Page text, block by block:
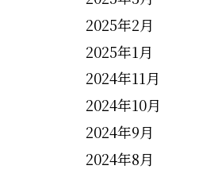
2025年2月
2025年1月
2024年11月
2024年10月
2024年9月
2024年8月